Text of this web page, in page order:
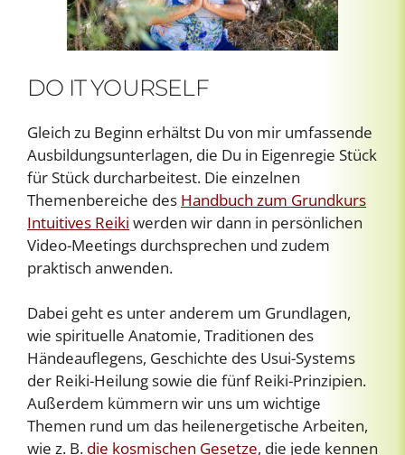
DO IT YOURSELF
Gleich zu Beginn erhältst Du von mir umfassende
Ausbildungsunterlagen, die Du in Eigenregie Stück
für Stück durcharbeitest. Die einzelnen
Themenbereiche des Handbuch zum Grundkurs
Intuitives Reiki werden wir dann in persönlichen
Video-Meetings durchsprechen und zudem
praktisch anwenden.
Dabei geht es unter anderem um Grundlagen,
wie spirituelle Anatomie, Traditionen des
Händeauflegens, Geschichte des Usui-Systems
der Reiki-Heilung sowie die fünf Reiki-Prinzipien.
Außerdem kümmern wir uns um wichtige
Themen rund um das heilenergetische Arbeiten,
wie z. B. die kosmischen Gesetze, die jede kennen